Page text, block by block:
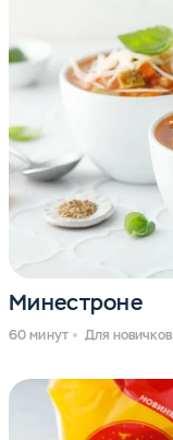
Минестроне
60 минут Для новичков